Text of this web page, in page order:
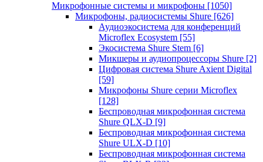
Микрофонные системы и микрофоны [1050]
Микрофоны, радиосистемы Shure [626]
Аудиоэкосистема для конференций
Microflex Ecosystem [55]
Экосистема Shure Stem [6]
Микшеры и аудиопроцессоры Shure [2]
Цифровая система Shure Axient Digital
[59]
Микрофоны Shure серии Microflex
[128]
Беспроводная микрофонная система
Shure QLX-D [9]
Беспроводная микрофонная система
Shure ULX-D [10]
Беспроводная микрофонная система